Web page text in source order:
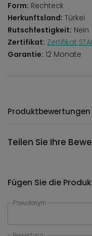
Form: Rechteck
Herkunftsland: Türkei
Rutschfestigkeit: Nein
Zertifikat: Zertifikat
Garantie: 12 Monate
Produktbewertungen
Teilen Sie Ihre
Fügen Sie die
Pseudonym